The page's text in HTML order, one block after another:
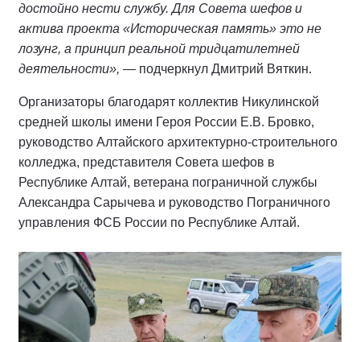
достойно нести службу. Для Совета шефов и
актива проекта «Историческая память» это не
лозунг, а принцип реальной тридцатилетней
деятельности», — подчеркнул Дмитрий Вяткин.
Организаторы благодарят коллектив Никулинской
средней школы имени Героя России Е.В. Бровко,
руководство Алтайского архитектурно-строительного
колледжа, представителя Совета шефов в
Республике Алтай, ветерана пограничной службы
Александра Сарычева и руководство Пограничного
управления ФСБ России по Республике Алтай.